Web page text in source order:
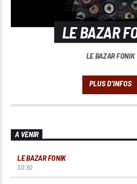
LE BAZAR
LE BAZAR FONIK
A VENIR
LE BAZAR FONIK
10:30